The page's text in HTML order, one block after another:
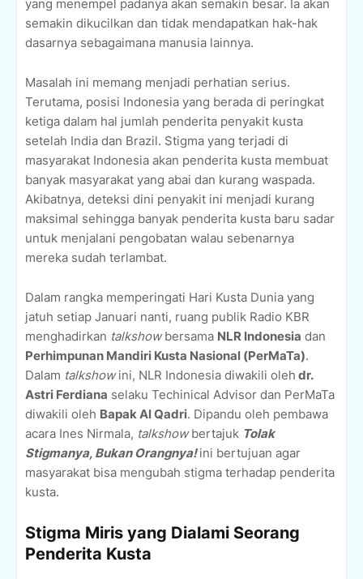
yang menempel padanya akan semakin besar. Ia akan
semakin dikucilkan dan tidak mendapatkan hak-hak
dasarnya sebagaimana manusia lainnya.
Masalah ini memang menjadi perhatian serius.
Terutama, posisi Indonesia yang berada di peringkat
ketiga dalam hal jumlah penderita penyakit kusta
setelah India dan Brazil. Stigma yang terjadi di
masyarakat Indonesia akan penderita kusta membuat
banyak masyarakat yang abai dan kurang waspada.
Akibatnya, deteksi dini penyakit ini menjadi kurang
maksimal sehingga banyak penderita kusta baru sadar
untuk menjalani pengobatan walau sebenarnya
mereka sudah terlambat.
Dalam rangka memperingati Hari Kusta Dunia yang
jatuh setiap Januari nanti, ruang publik Radio KBR
menghadirkan talkshowbersama NLR Indonesia dan
Perhimpunan Mandiri Kusta Nasional (PerMaTa).
Dalam talkshowini, NLR Indonesia diwakili oleh dr.
Astri Ferdiana selaku Techinical Advisor dan PerMaTa
diwakili oleh Bapak Al Qadri. Dipandu oleh pembawa
acara Ines Nirmala, talkshowbertajuk Tolak
Stigmanya, Bukan Orangnya!ini bertujuan agar
masyarakat bisa mengubah stigma terhadap penderita
kusta.
Stigma Miris yang Dialami Seorang
Penderita Kusta